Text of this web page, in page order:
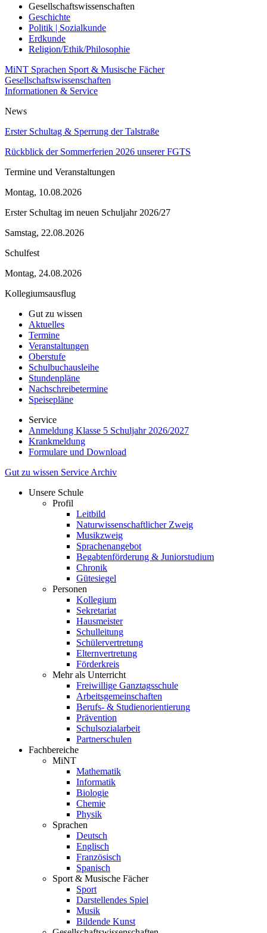
Gesellschaftswissenschaften
Geschichte
Politik | Sozialkunde
Erdkunde
Religion/Ethik/Philosophie
MiNT Sprachen Sport & Musische Fächer
Gesellschaftswissenschaften
Informationen & Service
News
Erster Schultag & Sperrung der Talstraße
Rückblick der Sommerferien 2026 unserer FGTS
Termine und Veranstaltungen
Montag, 10.08.2026
Erster Schultag im neuen Schuljahr 2026/27
Samstag, 22.08.2026
Schulfest
Montag, 24.08.2026
Kollegiumsausflug
Gut zu wissen
Aktuelles
Termine
Veranstaltungen
Oberstufe
Schulbuchausleihe
Stundenpläne
Nachschreibetermine
Speisepläne
Service
Anmeldung Klasse 5 Schuljahr 2026/2027
Krankmeldung
Formulare und Download
Gut zu wissen Service Archiv
Unsere Schule
Profil
Leitbild
Naturwissenschaftlicher Zweig
Musikzweig
Sprachenangebot
Begabtenförderung & Juniorstudium
Chronik
Gütesiegel
Personen
Kollegium
Sekretariat
Hausmeister
Schulleitung
Schülervertretung
Elternvertretung
Förderkreis
Mehr als Unterricht
Freiwillige Ganztagsschule
Arbeitsgemeinschaften
Berufs- & Studienorientierung
Prävention
Schulsozialarbeit
Partnerschulen
Fachbereiche
MiNT
Mathematik
Informatik
Biologie
Chemie
Physik
Sprachen
Deutsch
Englisch
Französisch
Spanisch
Sport & Musische Fächer
Sport
Darstellendes Spiel
Musik
Bildende Kunst